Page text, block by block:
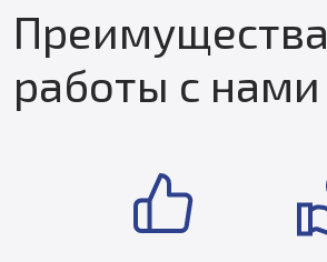
Преимущества
работы с нами